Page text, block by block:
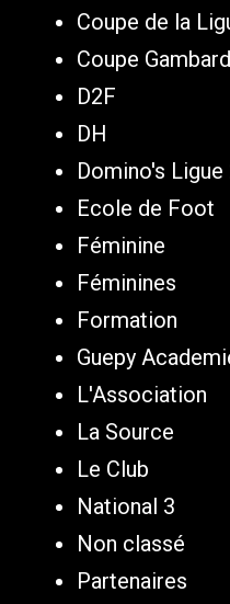
Coupe de la
Coupe
D2F
DH
Domino's Ligue
Ecole de Foot
Féminine
Féminines
Formation
Guepy
L'Association
La Source
Le Club
National 3
Non classé
Partenaires